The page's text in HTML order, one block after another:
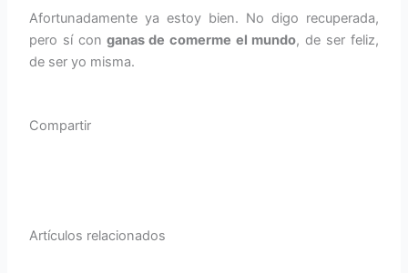
Afortunadamente ya estoy bien. No digo recuperada,
pero sí con ganas de comerme el mundo, de ser feliz,
de ser yo misma.
Compartir
c i
u
Artículos relacionados